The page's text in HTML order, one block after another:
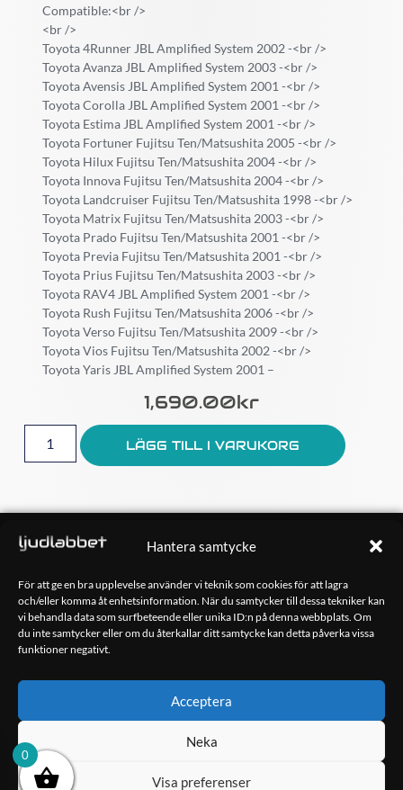
Hantera samtycke
För att ge en bra upplevelse använder vi teknik som cookies för att lagra
och/eller komma åt enhetsinformation. När du samtycker till dessa tekniker kan
vi behandla data som surfbeteende eller unika ID:n på denna webbplats. Om
du inte samtycker eller om du återkallar ditt samtycke kan detta påverka vissa
funktioner negativt.
Acceptera
Neka
Visa preferenser
Compatible:<br />
<br />
Toyota 4Runner JBL Amplified System 2002 -<br />
Toyota Avanza JBL Amplified System 2003 -<br />
Toyota Avensis JBL Amplified System 2001 -<br />
Toyota Corolla JBL Amplified System 2001 -<br />
Toyota Estima JBL Amplified System 2001 -<br />
Toyota Fortuner Fujitsu Ten/Matsushita 2005 -<br />
Toyota Hilux Fujitsu Ten/Matsushita 2004 -<br />
Toyota Innova Fujitsu Ten/Matsushita 2004 -<br />
Toyota Landcruiser Fujitsu Ten/Matsushita 1998 -<br />
Toyota Matrix Fujitsu Ten/Matsushita 2003 -<br />
Toyota Prado Fujitsu Ten/Matsushita 2001 -<br />
Toyota Previa Fujitsu Ten/Matsushita 2001 -<br />
Toyota Prius Fujitsu Ten/Matsushita 2003 -<br />
Toyota RAV4 JBL Amplified System 2001 -<br />
Toyota Rush Fujitsu Ten/Matsushita 2006 -<br />
Toyota Verso Fujitsu Ten/Matsushita 2009 -<br />
Toyota Vios Fujitsu Ten/Matsushita 2002 -<br />
Toyota Yaris JBL Amplified System 2001 –
1,690.00Kr
LÄGG TILL I VARUKORG
OM OSS
Ljudlabbet är en del av Kungshamns Bildepå – Ljudlabbet i
Sotenäs AB.
KONTAKT
Klippsjövägen 5
0